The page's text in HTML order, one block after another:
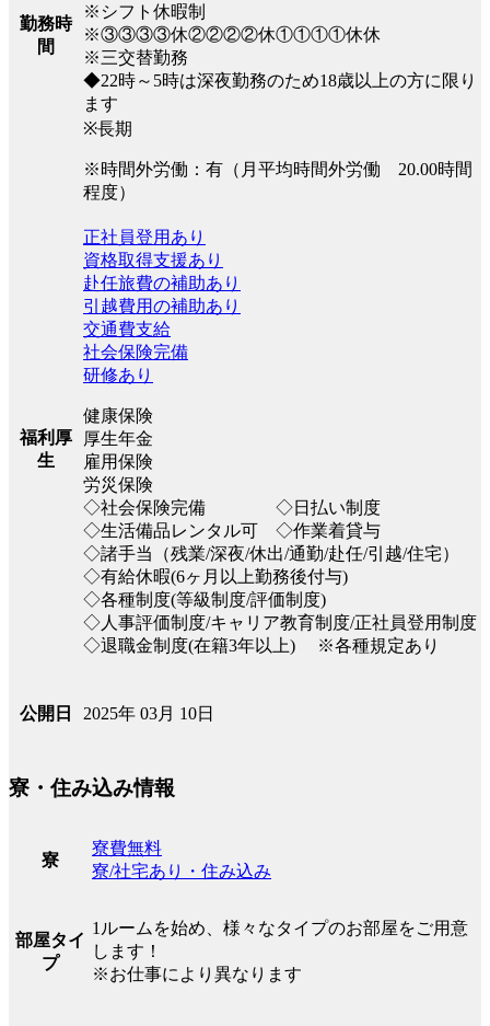
勤務時
間
※シフト休暇制
※③③③③休②②②②休①①①①休休
※三交替勤務
◆22時～5時は深夜勤務のため18歳以上の方に限り
ます
※長期
※時間外労働：有（月平均時間外労働 20.00時間
程度）
福利厚
生
正社員登用あり
資格取得支援あり
赴任旅費の補助あり
引越費用の補助あり
交通費支給
社会保険完備
研修あり
健康保険
厚生年金
雇用保険
労災保険
◇社会保険完備 ◇日払い制度
◇生活備品レンタル可 ◇作業着貸与
◇諸手当（残業/深夜/休出/通勤/赴任/引越/住宅）
◇有給休暇(6ヶ月以上勤務後付与)
◇各種制度(等級制度/評価制度)
◇人事評価制度/キャリア教育制度/正社員登用制度
◇退職金制度(在籍3年以上) ※各種規定あり
公開日 2025年 03月 10日
寮・住み込み情報
寮
寮費無料
寮/社宅あり・住み込み
部屋タイ
プ
1ルームを始め、様々なタイプのお部屋をご用意
します！
※お仕事により異なります